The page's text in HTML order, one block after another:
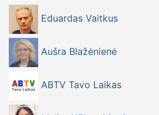
Eduardas Vaitkus
Aušra Blažėnienė
ABTV Tavo Laikas